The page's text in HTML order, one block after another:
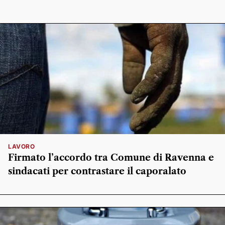
LAVORO
Firmato l’accordo tra Comune di Ravenna e
sindacati per contrastare il caporalato